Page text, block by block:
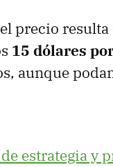
precio
15 dólares
aunque
estrategia y